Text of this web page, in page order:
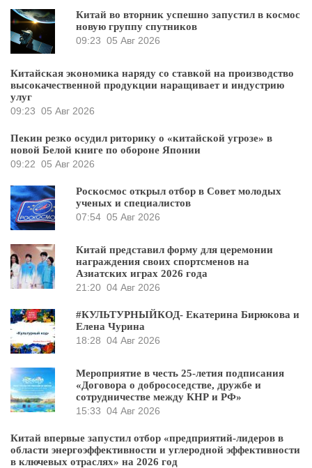
Китай во вторник успешно запустил в космос
новую группу спутников
09:23 05 Авг 2026
Китайская экономика наряду со ставкой на производство
высокачественной продукции наращивает и индустрию
улуг
09:23 05 Авг 2026
Пекин резко осудил риторику о «китайской угрозе» в
новой Белой книге по обороне Японии
09:22 05 Авг 2026
Роскосмос открыл отбор в Совет молодых
ученых и специалистов
07:54 05 Авг 2026
Китай представил форму для церемонии
награждения своих спортсменов на
Азиатских играх 2026 года
21:20 04 Авг 2026
#КУЛЬТУРНЫЙКОД- Екатерина Бирюкова и
Елена Чурина
18:28 04 Авг 2026
Мероприятие в честь 25-летия подписания
«Договора о добрососедстве, дружбе и
сотрудничестве между КНР и РФ»
15:33 04 Авг 2026
Китай впервые запустил отбор «предприятий-лидеров в
области энергоэффективности и углеродной эффективности
в ключевых отраслях» на 2026 год